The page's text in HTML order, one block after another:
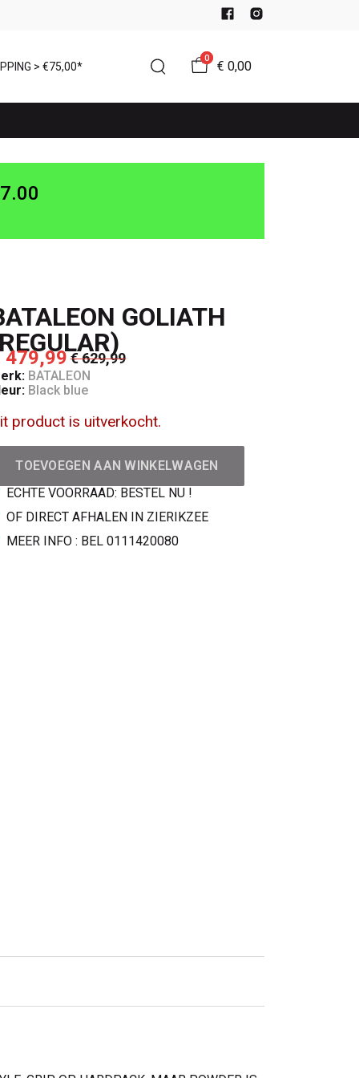
> €75,00*
0
€ 0,00
GOLIATH
479,99€ 629,99
BATALEON
Black blue
product is uitverkocht.
TOEVOEGEN AAN WINKELWAGEN
ECHTE VOORRAAD: BESTEL NU !
OF DIRECT AFHALEN IN ZIERIKZEE
MEER INFO : BEL 0111420080